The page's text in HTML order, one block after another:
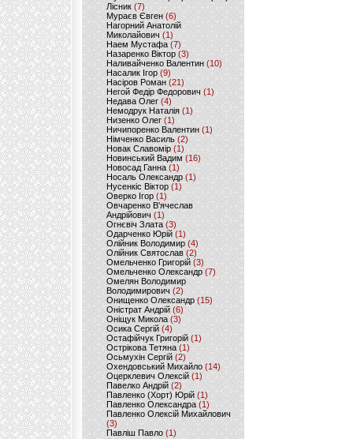
Лісник (7)
Мураєв Євген(6)
Нагорний Анатолій
Миколайович (1)
Наем Мустафа (7)
Назаренко Віктор (3)
Наливайченко Валентин (10)
Насалик Ігор(9)
Насіров Роман (21)
Негой Федір Федорович(1)
Недава Олег(4)
Немодрук Наталія(1)
Низенко Олег (1)
Ничипоренко Валентин (1)
Німченко Василь (2)
Новак Славомір (1)
Новинський Вадим (16)
Новосад Ганна (1)
Носаль Олександр (1)
Нусенкіс Віктор (1)
Оверко Ігор (1)
Овчаренко В'ячеслав
Андрійович(1)
Огнєвіч Злата (3)
Одарченко Юрій(1)
Олійник Володимир (4)
Олійник Святослав (2)
Омельченко Григорій (3)
Омельченко Олександр(7)
Омелян Володимир
Володимирович (2)
Онищенко Олександр (15)
Оністрат Андрій (6)
Оніщук Микола (3)
Осика Сергій(4)
Остафійчук Григорій(1)
Острікова Тетяна (1)
Осьмухін Сергій (2)
Охендовський Михайло (14)
Оцерклевич Олексій (1)
Павелко Андрій (2)
Павленко (Хорт) Юрій (1)
Павленко Олександра (1)
Павленко Олексій Михайлович
(3)
Павліш Павло(1)